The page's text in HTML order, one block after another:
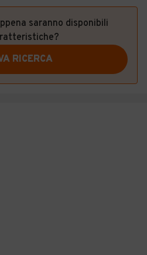
saranno disponibili
RICERCA